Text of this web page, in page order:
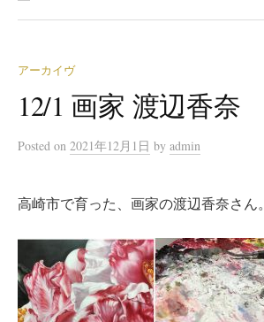
アーカイヴ
12/1 画家 渡辺香奈
Posted on 2021年12月1日 by admin
高崎市で育った、画家の渡辺香奈さん。